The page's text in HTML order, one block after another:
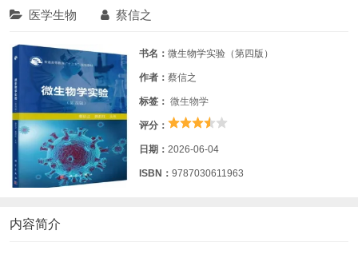
医学生物 蔡信之
书名： 微生物学实验（第四版）
作者： 蔡信之
标签： 微生物学
评分：
日期： 2026-06-04
ISBN： 9787030611963
内容简介